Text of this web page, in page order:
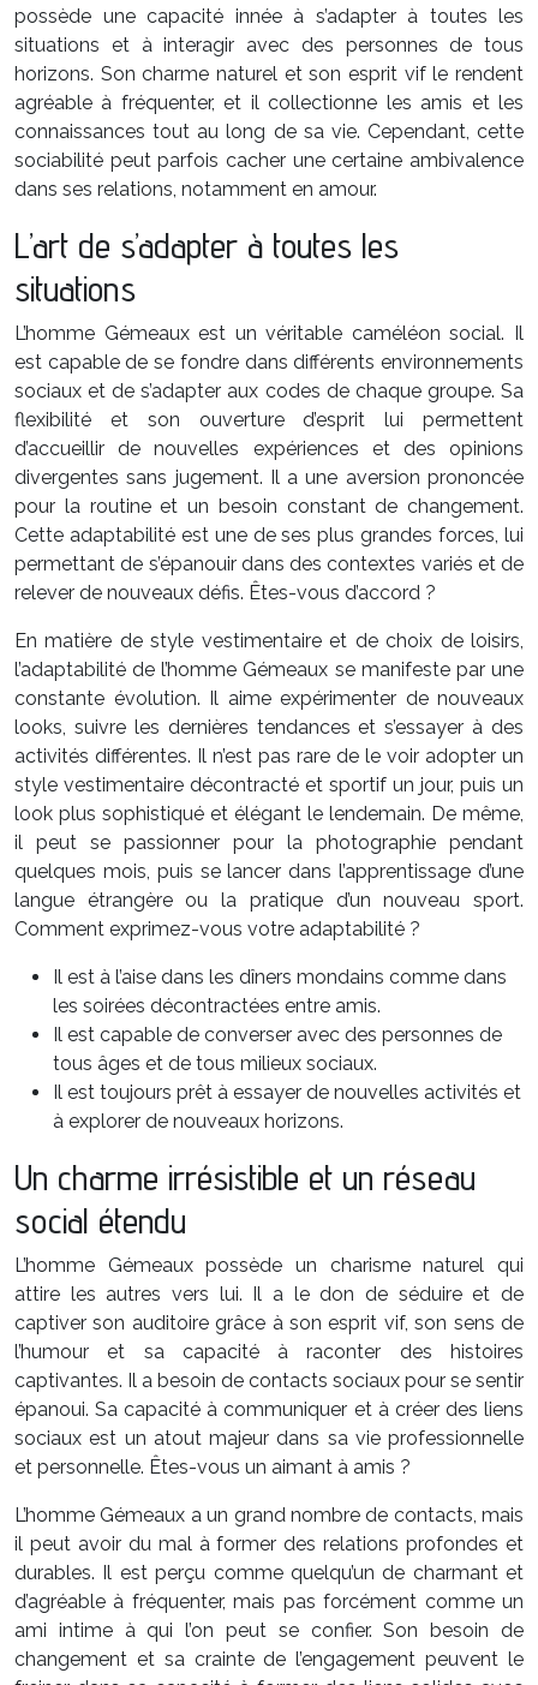
possède une capacité innée à s’adapter à toutes les
situations et à interagir avec des personnes de tous
horizons. Son charme naturel et son esprit vif le rendent
agréable à fréquenter, et il collectionne les amis et les
connaissances tout au long de sa vie. Cependant, cette
sociabilité peut parfois cacher une certaine ambivalence
dans ses relations, notamment en amour.
L’art de s’adapter à toutes les
situations
L’homme Gémeaux est un véritable caméléon social. Il
est capable de se fondre dans différents environnements
sociaux et de s’adapter aux codes de chaque groupe. Sa
flexibilité et son ouverture d’esprit lui permettent
d’accueillir de nouvelles expériences et des opinions
divergentes sans jugement. Il a une aversion prononcée
pour la routine et un besoin constant de changement.
Cette adaptabilité est une de ses plus grandes forces, lui
permettant de s’épanouir dans des contextes variés et de
relever de nouveaux défis. Êtes-vous d’accord ?
En matière de style vestimentaire et de choix de loisirs,
l’adaptabilité de l’homme Gémeaux se manifeste par une
constante évolution. Il aime expérimenter de nouveaux
looks, suivre les dernières tendances et s’essayer à des
activités différentes. Il n’est pas rare de le voir adopter un
style vestimentaire décontracté et sportif un jour, puis un
look plus sophistiqué et élégant le lendemain. De même,
il peut se passionner pour la photographie pendant
quelques mois, puis se lancer dans l’apprentissage d’une
langue étrangère ou la pratique d’un nouveau sport.
Comment exprimez-vous votre adaptabilité ?
Il est à l’aise dans les dîners mondains comme dans
les soirées décontractées entre amis.
Il est capable de converser avec des personnes de
tous âges et de tous milieux sociaux.
Il est toujours prêt à essayer de nouvelles activités et
à explorer de nouveaux horizons.
Un charme irrésistible et un réseau
social étendu
L’homme Gémeaux possède un charisme naturel qui
attire les autres vers lui. Il a le don de séduire et de
captiver son auditoire grâce à son esprit vif, son sens de
l’humour et sa capacité à raconter des histoires
captivantes. Il a besoin de contacts sociaux pour se sentir
épanoui. Sa capacité à communiquer et à créer des liens
sociaux est un atout majeur dans sa vie professionnelle
et personnelle. Êtes-vous un aimant à amis ?
L’homme Gémeaux a un grand nombre de contacts, mais
il peut avoir du mal à former des relations profondes et
durables. Il est perçu comme quelqu’un de charmant et
d’agréable à fréquenter, mais pas forcément comme un
ami intime à qui l’on peut se confier. Son besoin de
changement et sa crainte de l’engagement peuvent le